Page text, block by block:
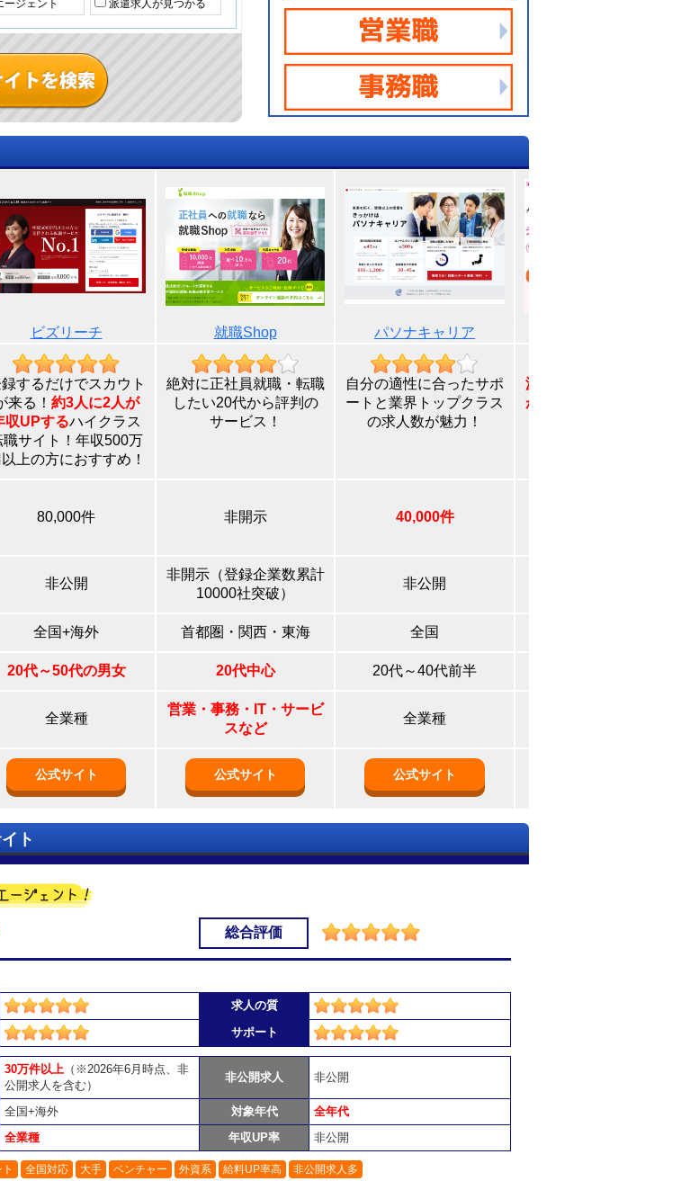
ージェント 派遣求人が見つかる
ビズリーチ 就職Shop パソナキャリア
するだけでスカウト
来る！ 約3人に2人が
収UPするハイクラス
職サイト！年収500万
以上の方におすすめ！
絶対に正社員就職・転職
したい20代から評判の
サービス！
自分の適性に合ったサポ
ートと業界トップクラス
の求人数が魅力！
派遣から正社員まで希望
が叶う！
80,000件 非開示 40,000件
非公開
非開示（登録企業数累計
10000社突破）
非公開
全国+海外 首都圏・関西・東海 全国
20代～50代の男女 20代中心 20代～40代前半
全業種
営業・事務・IT・サービ
スなど
全業種
公式サイト 公式サイト 公式サイト
ト
総合評価
求人の質
サポート
30万件以上 （※2026年6月時点、非
公開求人を含む）
非公開求人 非公開
全国+海外 対象年代
全年代
全業種 年収UP率 非公開
全国対応 大手 ベンチャー 外資系 給料UP率高 非公開求人多